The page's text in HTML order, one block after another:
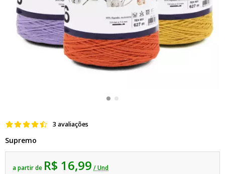
3 avaliações
Supremo
a partir de R$ 16,99 / Und